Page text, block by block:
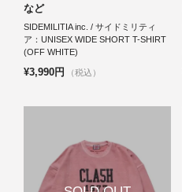
など
SIDEMILITIA inc. / サイドミリティ
ア：UNISEX WIDE SHORT T-SHIRT
(OFF WHITE)
¥3,990円 （税込）